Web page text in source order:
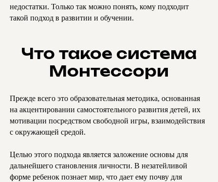
недостатки. Только так можно понять, кому подходит
такой подход в развитии и обучении.
Что такое система
Монтессори
Прежде всего это образовательная методика, основанная
на акцентировании самостоятельного развития детей, их
мотивации посредством свободной игры, взаимодействия
с окружающей средой.
Целью этого подхода является заложение основы для
дальнейшего становления личности. В незатейливой
форме ребенок познает мир, что дает ему почву для